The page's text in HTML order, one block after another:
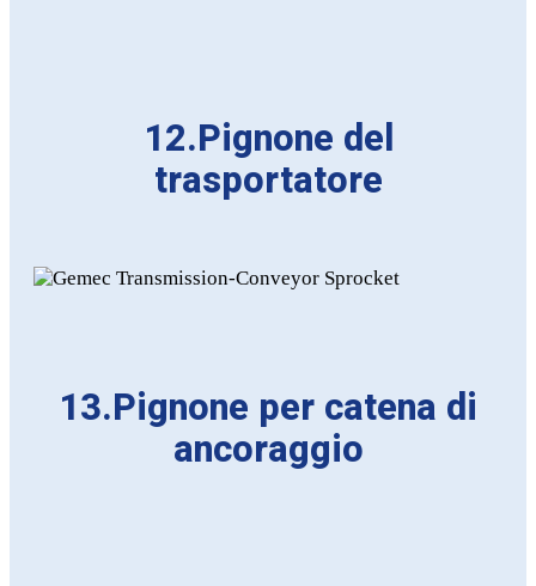
12.Pignone del
trasportatore
13.Pignone per catena di
ancoraggio